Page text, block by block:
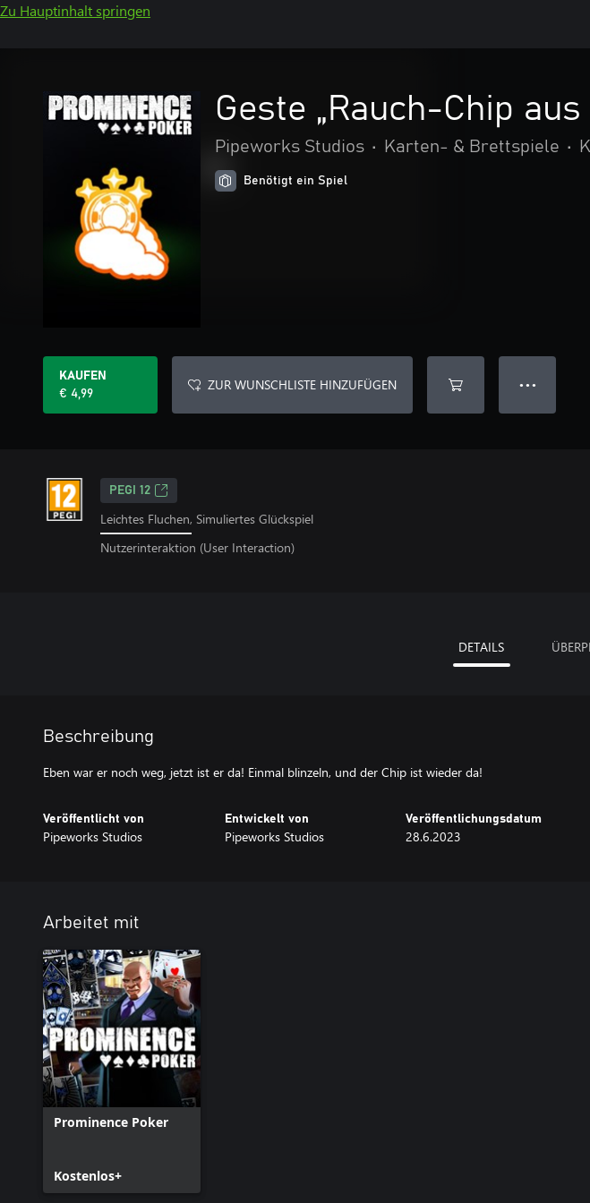
Zu Hauptinhalt springen
Geste „Rauch-Chip
Pipeworks Studios • Karten- & Brettspiele •
Benötigt ein Spiel
KAUFEN
€ 4,99
ZUR WUNSCHLISTE HINZUFÜGEN ● ● ●
PEGI 12
Leichtes Fluchen, Simuliertes Glückspiel
Nutzerinteraktion (User Interaction)
DETAILS
Beschreibung
Eben war er noch weg, jetzt ist er da! Einmal blinzeln, und der Chip ist wieder da!
Veröffentlicht von
Pipeworks Studios
Entwickelt von
Pipeworks Studios
Veröffentlichungsdatum
28.6.2023
Arbeitet mit
Prominence Poker
Kostenlos+